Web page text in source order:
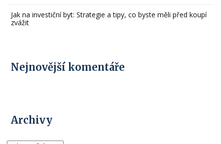
Jak na investiční byt: Strategie a tipy, co byste měli před koupí
zvážit
Nejnovější komentáře
Archivy